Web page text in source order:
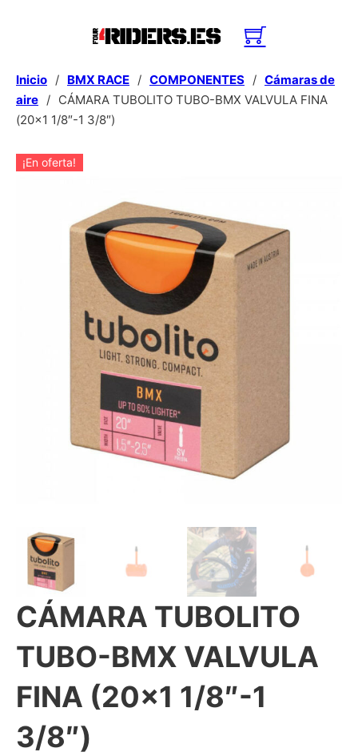
Inicio / BMX RACE / COMPONENTES / Cámaras de
aire / CÁMARA TUBOLITO TUBO-BMX VALVULA FINA
(20×1 1/8″-1 3/8″)
¡En oferta!
CÁMARA TUBOLITO
TUBO-BMX VALVULA
FINA (20×1 1/8″-1
3/8″)